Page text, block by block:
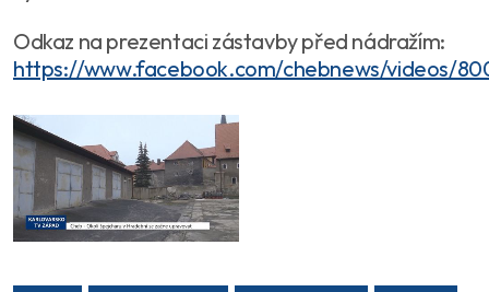
Odkaz na prezentaci zástavby před nádražím:
https://www.facebook.com/chebnews/videos/